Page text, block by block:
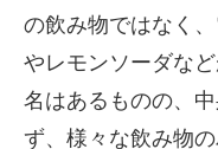
の飲み物ではなく
やレモンソーダな
名はあるものの、
ず、様々な飲み物